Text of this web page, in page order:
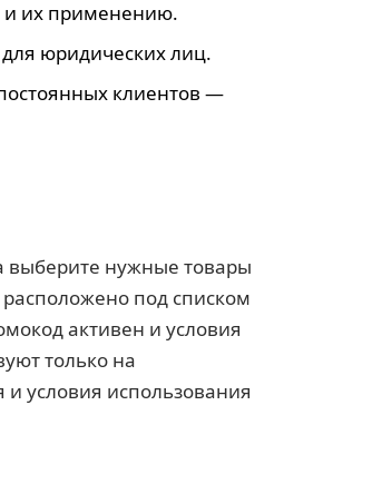
и их применению.
юридических лиц.
клиентов —
выберите нужные товары
под списком
активен и условия
только на
условия использования